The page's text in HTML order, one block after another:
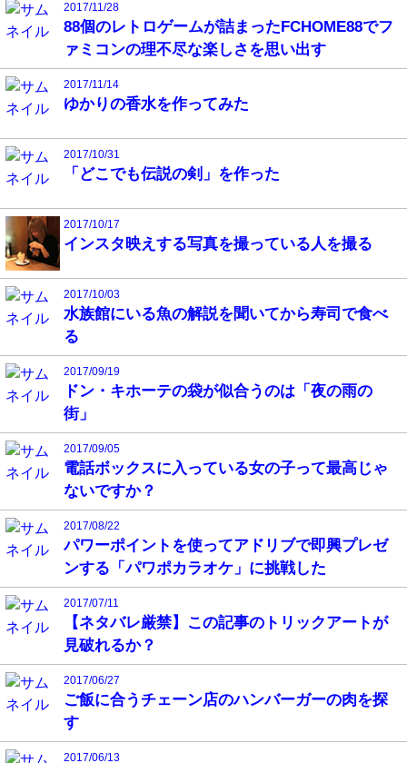
2017/11/28
88個のレトロゲームが詰まったFCHOME88でフ
ァミコンの理不尽な楽しさを思い出す
2017/11/14
ゆかりの香水を作ってみた
2017/10/31
「どこでも伝説の剣」を作った
2017/10/17
インスタ映えする写真を撮っている人を撮る
2017/10/03
水族館にいる魚の解説を聞いてから寿司で食べ
る
2017/09/19
ドン・キホーテの袋が似合うのは「夜の雨の
街」
2017/09/05
電話ボックスに入っている女の子って最高じゃ
ないですか？
2017/08/22
パワーポイントを使ってアドリブで即興プレゼ
ンする「パワポカラオケ」に挑戦した
2017/07/11
【ネタバレ厳禁】この記事のトリックアートが
見破れるか？
2017/06/27
ご飯に合うチェーン店のハンバーガーの肉を探
す
2017/06/13